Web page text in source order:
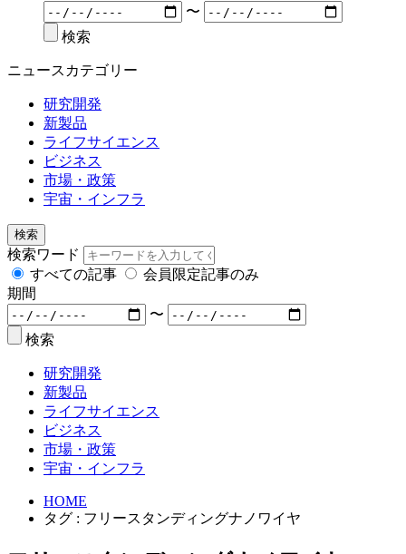
〜
検索
ニュースカテゴリー
研究開発
新製品
ライフサイエンス
ビジネス
市場・政策
宇宙・インフラ
検索
検索ワード
すべての記事
会員限定記事のみ
期間
〜
検索
研究開発
新製品
ライフサイエンス
ビジネス
市場・政策
宇宙・インフラ
HOME
タグ : フリースタンディングナノワイヤ